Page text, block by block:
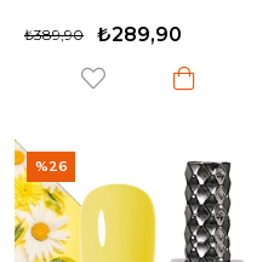
₺289,90
₺389,90
%26